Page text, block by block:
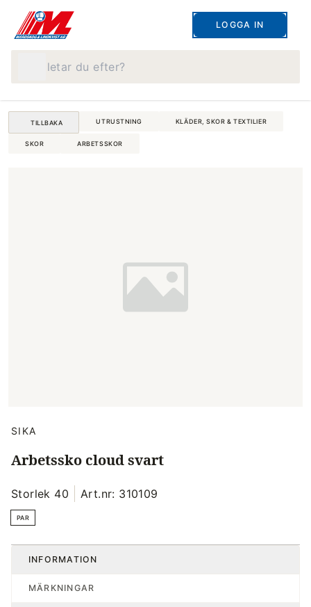
LOGGA IN
TILLBAKA UTRUSTNING KLÄDER, SKOR & TEXTILIER
SKOR ARBETSSKOR
SIKA
Arbetssko cloud svart
Storlek 40 Art.nr: 310109
PAR
INFORMATION
MÄRKNINGAR